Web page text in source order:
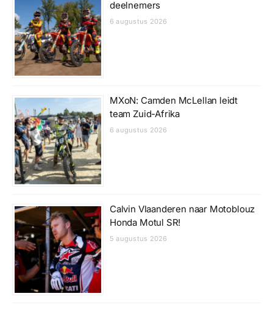
deelnemers
6 augustus 2026
MXoN: Camden McLellan leidt
team Zuid-Afrika
6 augustus 2026
Calvin Vlaanderen naar Motoblouz
Honda Motul SR!
5 augustus 2026